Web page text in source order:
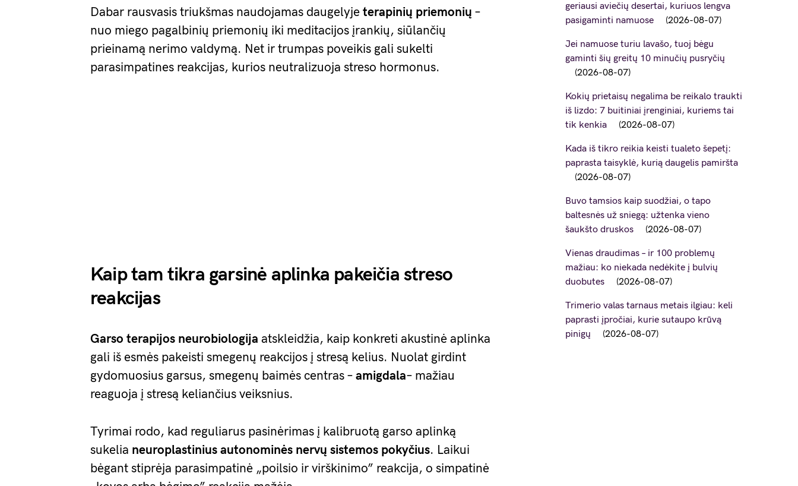
Dabar rausvasis triukšmas naudojamas daugelyje terapinių priemonių –
nuo miego pagalbinių priemonių iki meditacijos įrankių, siūlančių
prieinamą nerimo valdymą. Net ir trumpas poveikis gali sukelti
parasimpatines reakcijas, kurios neutralizuoja streso hormonus.
Kaip tam tikra garsinė aplinka pakeičia streso
reakcijas
Garso terapijos neurobiologija atskleidžia, kaip konkreti akustinė aplinka
gali iš esmės pakeisti smegenų reakcijos į stresą kelius. Nuolat girdint
gydomuosius garsus, smegenų baimės centras – amigdala– mažiau
reaguoja į stresą keliančius veiksnius.
Tyrimai rodo, kad reguliarus pasinėrimas į kalibruotą garso aplinką
sukelia neuroplastinius autonominės nervų sistemos pokyčius. Laikui
bėgant stiprėja parasimpatinė „poilsio ir virškinimo” reakcija, o simpatinė
geriausi aviečių desertai, kuriuos lengva
pasigaminti namuose
2026-08-07
Jei namuose turiu lavašo, tuoj bėgu
gaminti šių greitų 10 minučių pusryčių
2026-08-07
Kokių prietaisų negalima be reikalo traukti
iš lizdo: 7 buitiniai įrenginiai, kuriems tai
tik kenkia
2026-08-07
Kada iš tikro reikia keisti tualeto šepetį:
paprasta taisyklė, kurią daugelis pamiršta
2026-08-07
Buvo tamsios kaip suodžiai, o tapo
baltesnės už sniegą: užtenka vieno
šaukšto druskos
2026-08-07
Vienas draudimas – ir 100 problemų
mažiau: ko niekada nedėkite į bulvių
duobutes
2026-08-07
Trimerio valas tarnaus metais ilgiau: keli
paprasti įpročiai, kurie sutaupo krūvą
pinigų
2026-08-07